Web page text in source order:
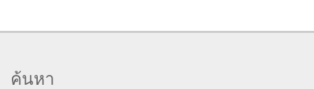
ค้นหา